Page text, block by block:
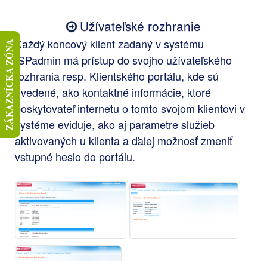
Užívateľské rozhranie
Každý koncový klient zadaný v systému
ISPadmin má prístup do svojho užívateľského
rozhrania resp. Klientského portálu, kde sú
uvedené, ako kontaktné informácie, ktoré
poskytovateľ internetu o tomto svojom klientovi v
systéme eviduje, ako aj parametre služieb
aktivovaných u klienta a ďalej možnosť zmeniť
vstupné heslo do portálu.
ZÁKAZNÍCKA ZÓNA